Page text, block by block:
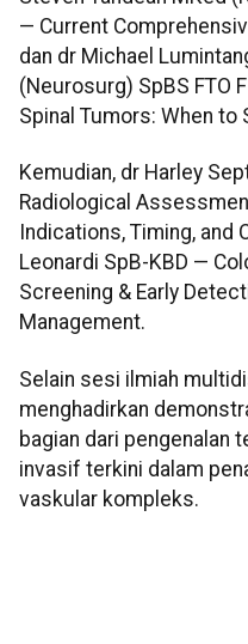
— Current
dan dr Michael
(Neurosurg) SpBS FTO
Spinal Tumors: When to
Kemudian, dr Harley
Radiological
Indications, Timing, and
Leonardi SpB-KBD —
Screening & Early
Management.
Selain sesi ilmiah
menghadirkan
bagian dari pengenalan
invasif terkini dalam
vaskular kompleks.